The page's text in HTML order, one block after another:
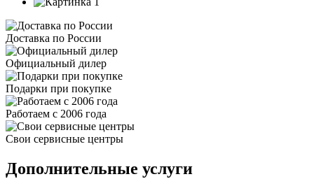
Доставка по России
Официальный дилер
Подарки при покупке
Работаем с 2006 года
Свои сервисные центры
Дополнительные услуги